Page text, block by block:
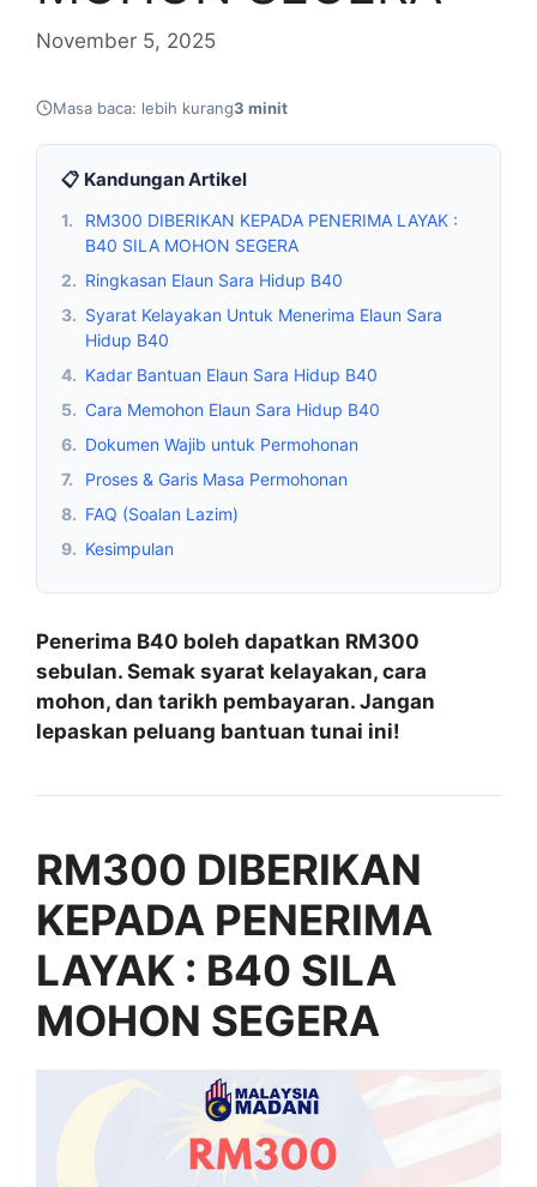
November 5, 2025
Masa baca: lebih kurang3 minit
📋 Kandungan Artikel
1.
RM300 DIBERIKAN KEPADA PENERIMA LAYAK :
B40 SILA MOHON SEGERA
2. Ringkasan Elaun Sara Hidup B40
3. Syarat Kelayakan Untuk Menerima Elaun Sara
Hidup B40
4. Kadar Bantuan Elaun Sara Hidup B40
5. Cara Memohon Elaun Sara Hidup B40
6. Dokumen Wajib untuk Permohonan
7.
Proses & Garis Masa Permohonan
8. FAQ (Soalan Lazim)
9. Kesimpulan
Penerima B40 boleh dapatkan RM300
sebulan. Semak syarat kelayakan, cara
mohon, dan tarikh pembayaran. Jangan
lepaskan peluang bantuan tunai ini!
RM300 DIBERIKAN
KEPADA PENERIMA
LAYAK : B40 SILA
MOHON SEGERA